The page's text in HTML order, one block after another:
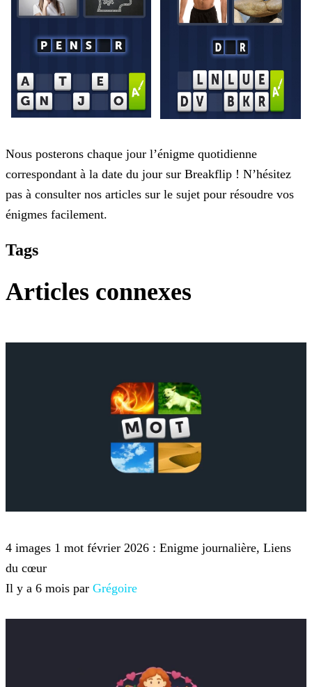
Nous posterons chaque jour l’énigme quotidienne
correspondant à la date du jour sur Breakflip ! N’hésitez
pas à consulter nos articles sur le sujet pour résoudre vos
énigmes facilement.
Tags
Articles connexes
4 images 1 mot février 2026 : Enigme journalière, Liens
du cœur
Il y a 6 mois par Grégoire